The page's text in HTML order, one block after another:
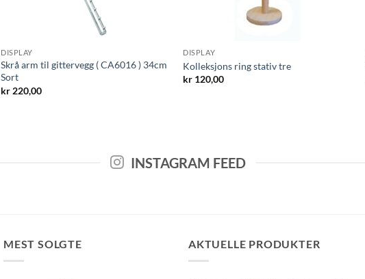
DISPLAY
Skrå arm til gittervegg ( CA6016 ) 34cm
Sort
kr 220,00
DISPLAY
Kolleksjons ring stativ tre
kr 120,00
INSTAGRAM FEED
MEST SOLGTE AKTUELLE PRODUKTER